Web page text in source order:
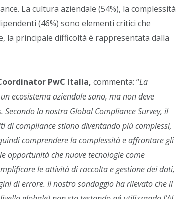
La cultura aziendale (54%), la complessità
(46%) sono elementi critici che
la principale difficoltà è rappresentata dalla
PwC Italia, commenta: “La
ecosistema aziendale sano, ma non deve
la nostra Global Compliance Survey, il
di compliance stiano diventando più complessi,
comprendere la complessità e affrontare gli
opportunità che nuove tecnologie come
le attività di raccolta e gestione dei dati,
di errore. Il nostro sondaggio ha rilevato che il